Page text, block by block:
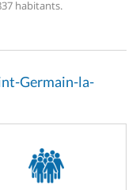
habitants.
Germain-la-